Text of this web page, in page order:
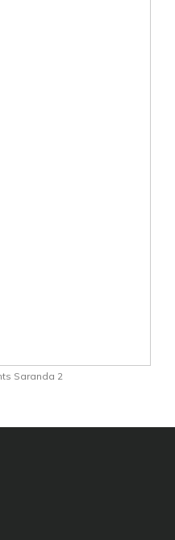
Saranda 2